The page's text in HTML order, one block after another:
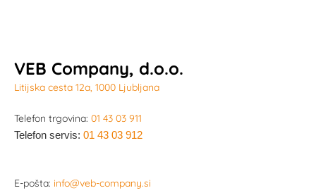
VEB Company, d.o.o.
Litijska cesta 12a, 1000 Ljubljana
Telefon trgovina: 01 43 03 911
Telefon servis: 01 43 03 912
E-pošta: info@veb-company.si